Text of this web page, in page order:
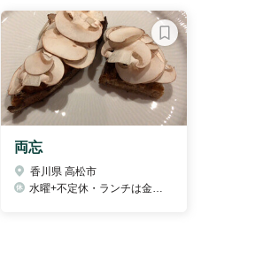
両忘
香川県 高松市
水曜+不定休・ランチは金土日営業